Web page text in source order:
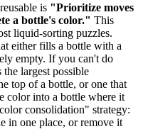
is "Prioritize moves
a bottle's color." This
liquid-sorting puzzles.
either fills a bottle with a
empty. If you can't do
largest possible
top of a bottle, or one that
color into a bottle where it
consolidation" strategy:
in one place, or remove it